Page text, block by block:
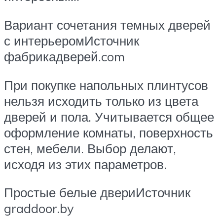
Вариант сочетания темных дверей
с интерьеромИсточник
фабрикадверей.com
При покупке напольных плинтусов
нельзя исходить только из цвета
дверей и пола. Учитывается общее
оформление комнаты, поверхность
стен, мебели. Выбор делают,
исходя из этих параметров.
Простые белые двериИсточник
graddoor.by